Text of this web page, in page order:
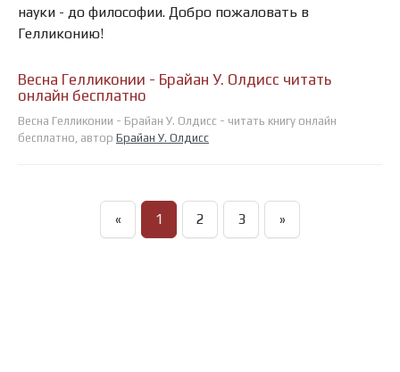
науки - до философии. Добро пожаловать в
Гелликонию!
Весна Гелликонии - Брайан У. Олдисс читать
онлайн бесплатно
Весна Гелликонии - Брайан У. Олдисс - читать книгу онлайн
бесплатно, автор Брайан У. Олдисс
« 1 2 3 »